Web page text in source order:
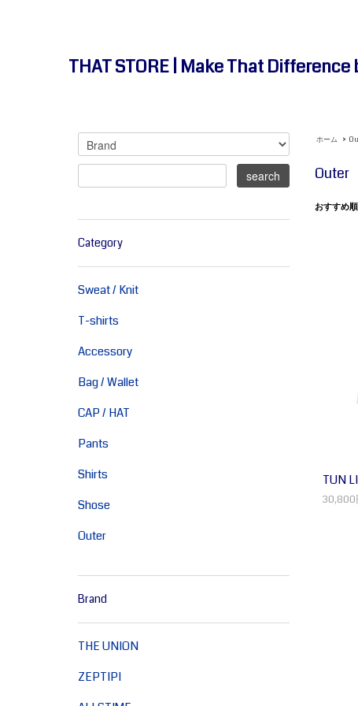
THAT STORE | Make That Difference
ホーム >
Outer
おすすめ順
TUN
30,800
Category
Sweat / Knit
T-shirts
Accessory
Bag / Wallet
CAP / HAT
Pants
Shirts
Shose
Outer
Brand
THE UNION
ZEPTIPI